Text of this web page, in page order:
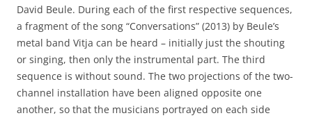
David Beule. During each of the first respective sequences,
a fragment of the song “Conversations” (2013) by Beule’s
metal band Vitja can be heard – initially just the shouting
or singing, then only the instrumental part. The third
sequence is without sound. The two projections of the two-
channel installation have been aligned opposite one
another, so that the musicians portrayed on each side